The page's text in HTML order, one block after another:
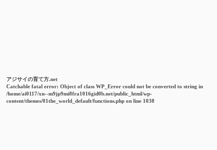
アジサイの育て方.net
Catchable fatal error: Object of class WP_Error could not be converted to string in
/home/ai0117/xn--m9jp9mi8fra1016gid0b.net/public_html/wp-
content/themes/01the_world_default/functions.php on line 1038